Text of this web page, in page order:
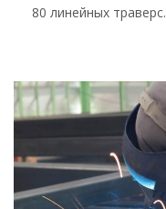
80 линейных траверс.